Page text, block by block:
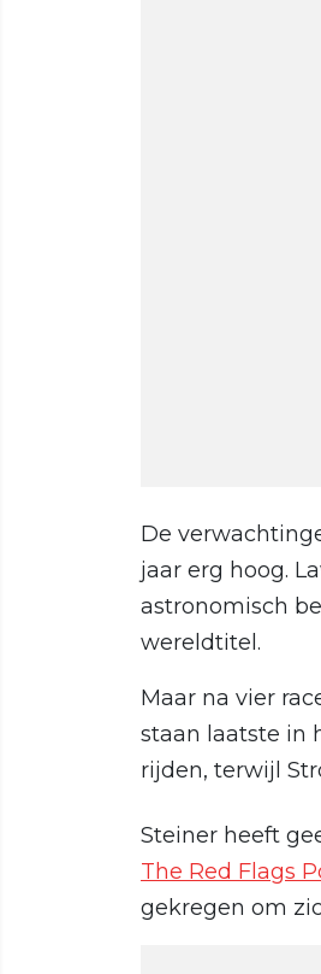
De
jaar erg hoog.
astronomisch
wereldtitel.
Maar na vier
staan laatste in
rijden, terwijl
Steiner heeft
The Red Flags
gekregen om